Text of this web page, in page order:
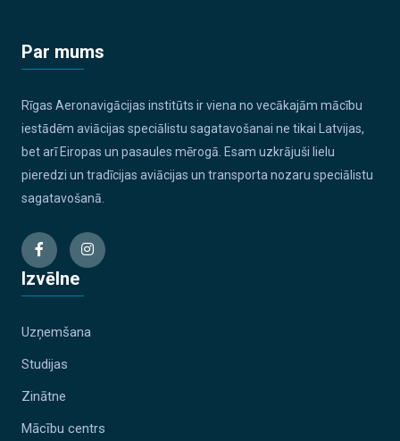
Par mums
Rīgas Aeronavigācijas institūts ir viena no vecākajām mācību
iestādēm aviācijas speciālistu sagatavošanai ne tikai Latvijas,
bet arī Eiropas un pasaules mērogā. Esam uzkrājuši lielu
pieredzi un tradīcijas aviācijas un transporta nozaru speciālistu
sagatavošanā.
Izvēlne
Uzņemšana
Studijas
Zinātne
Mācību centrs